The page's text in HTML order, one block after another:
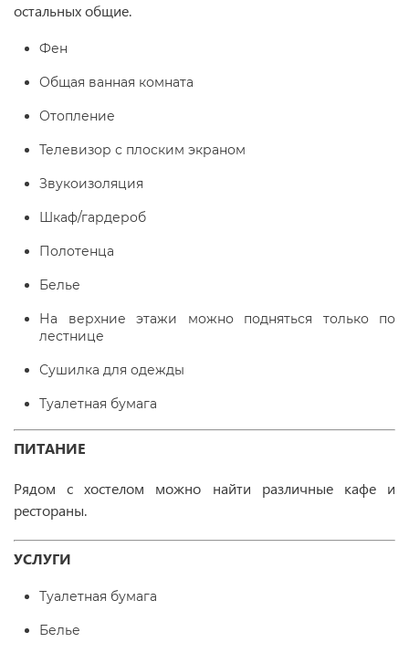
остальных общие.
Фен
Общая ванная комната
Отопление
Телевизор с плоским экраном
Звукоизоляция
Шкаф/гардероб
Полотенца
Белье
На верхние этажи можно подняться только по
лестнице
Сушилка для одежды
Туалетная бумага
ПИТАНИЕ
Рядом с хостелом можно найти различные кафе и
рестораны.
УСЛУГИ
Туалетная бумага
Белье